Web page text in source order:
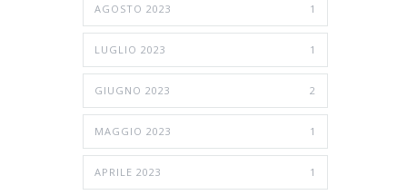
AGOSTO 2023 1
LUGLIO 2023 1
GIUGNO 2023 2
MAGGIO 2023 1
APRILE 2023 1